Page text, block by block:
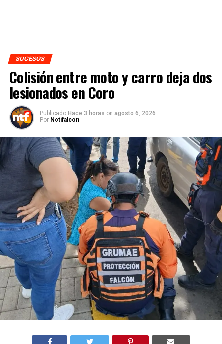
SUCESOS
Colisión entre moto y carro deja dos
lesionados en Coro
Publicado Hace 3 horas on agosto 6, 2026
Por Notifalcon